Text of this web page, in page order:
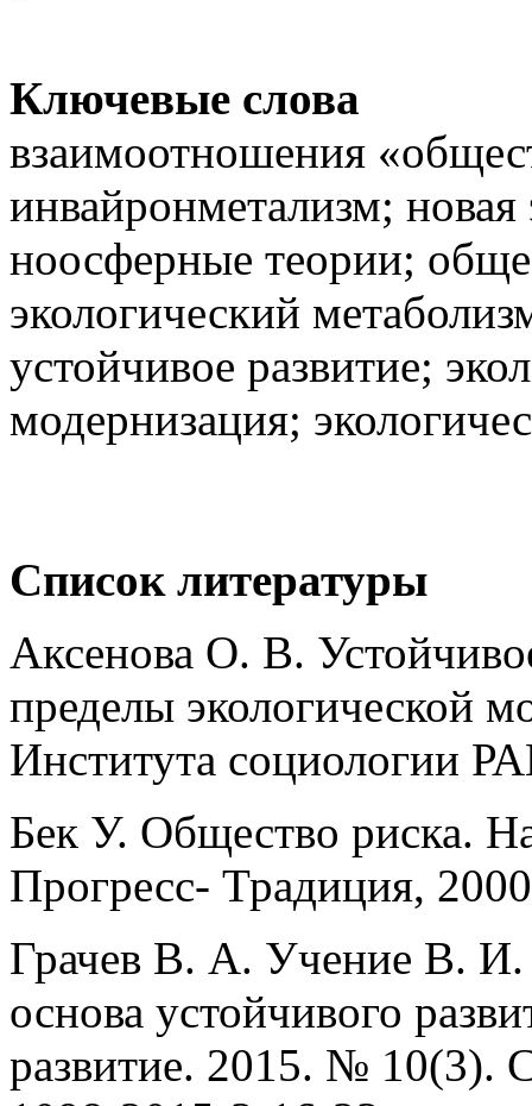
Ключевые слова
взаимоотношения
инвайронметализм; новая
ноосферные теории;
экологический
устойчивое развитие;
модернизация;
Список литературы
Аксенова О. В.
пределы экологической
Института социологии
Бек У. Общество риска.
Прогресс- Традиция,
Грачев В. А. Учение В. И.
основа устойчивого
развитие. 2015. № 10(3).